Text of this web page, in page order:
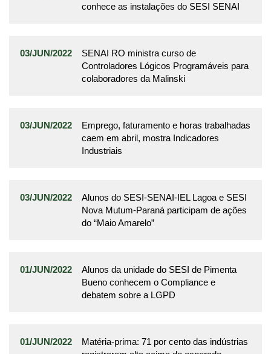
conhece as instalações do SESI SENAI
03/JUN/2022
SENAI RO ministra curso de
Controladores Lógicos Programáveis para
colaboradores da Malinski
03/JUN/2022
Emprego, faturamento e horas trabalhadas
caem em abril, mostra Indicadores
Industriais
03/JUN/2022
Alunos do SESI-SENAI-IEL Lagoa e SESI
Nova Mutum-Paraná participam de ações
do “Maio Amarelo”
01/JUN/2022
Alunos da unidade do SESI de Pimenta
Bueno conhecem o Compliance e
debatem sobre a LGPD
01/JUN/2022
Matéria-prima: 71 por cento das indústrias